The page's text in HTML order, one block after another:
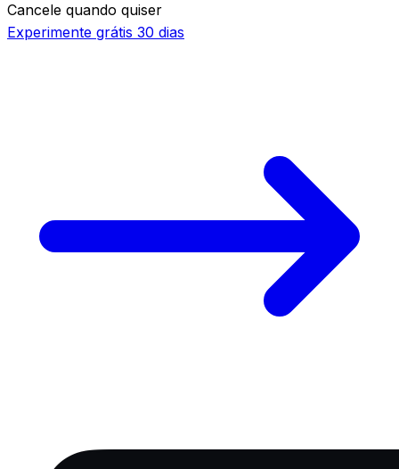
Cancele quando quiser
Experimente grátis 30 dias